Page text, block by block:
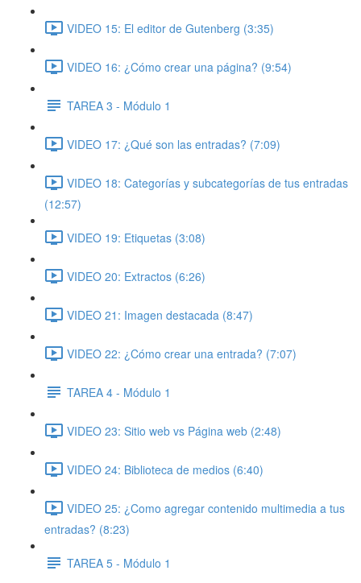
VIDEO 15: El editor de Gutenberg (3:35)
VIDEO 16: ¿Cómo crear una página? (9:54)
TAREA 3 - Módulo 1
VIDEO 17: ¿Qué son las entradas? (7:09)
VIDEO 18: Categorías y subcategorías de tus entradas
(12:57)
VIDEO 19: Etiquetas (3:08)
VIDEO 20: Extractos (6:26)
VIDEO 21: Imagen destacada (8:47)
VIDEO 22: ¿Cómo crear una entrada? (7:07)
TAREA 4 - Módulo 1
VIDEO 23: Sitio web vs Página web (2:48)
VIDEO 24: Biblioteca de medios (6:40)
VIDEO 25: ¿Como agregar contenido multimedia a tus
entradas? (8:23)
TAREA 5 - Módulo 1